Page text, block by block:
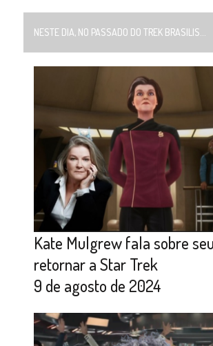
NESTE DIA, NO PASSADO DO TREK BRASILIS...
Kate Mulgrew fala sobre
retornar a Star Trek
9 de agosto de 2024